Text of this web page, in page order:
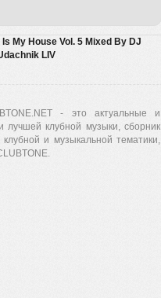
Is My House Vol. 5 Mixed By DJ
LIV
- это актуальные и
лучшей клубной музыки, сборник
и музыкальной тематики,